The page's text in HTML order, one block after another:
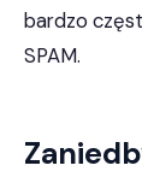
bardzo
SPAM.